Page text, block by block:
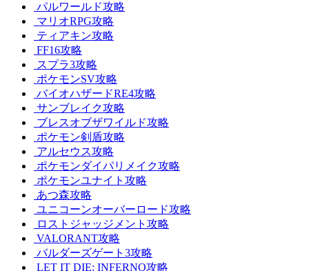
パルワールド攻略
マリオRPG攻略
ティアキン攻略
FF16攻略
スプラ3攻略
ポケモンSV攻略
バイオハザードRE4攻略
サンブレイク攻略
ブレスオブザワイルド攻略
ポケモン剣盾攻略
アルセウス攻略
ポケモンダイパリメイク攻略
ポケモンユナイト攻略
あつ森攻略
ユニコーンオーバーロード攻略
ロストジャッジメント攻略
VALORANT攻略
バルダーズゲート3攻略
LET IT DIE: INFERNO攻略